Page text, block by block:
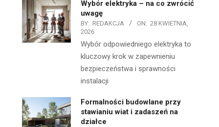
Wybór elektryka – na co zwrócić
uwagę
BY: REDAKCJA ON: 28 KWIETNIA,
2026
Wybór odpowiedniego elektryka to
kluczowy krok w zapewnieniu
bezpieczeństwa i sprawności
instalacji
Formalności budowlane przy
stawianiu wiat i zadaszeń na
działce